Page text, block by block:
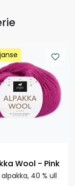
Wool - Pink
40 % ull